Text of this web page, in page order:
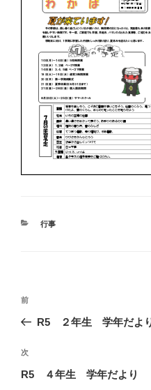
カ
行事
投
ナ
ビ
ゲ
前
の
稿
前
R5 ２年生 学年だよ
次
の
次
R5 ４年生 学年だより